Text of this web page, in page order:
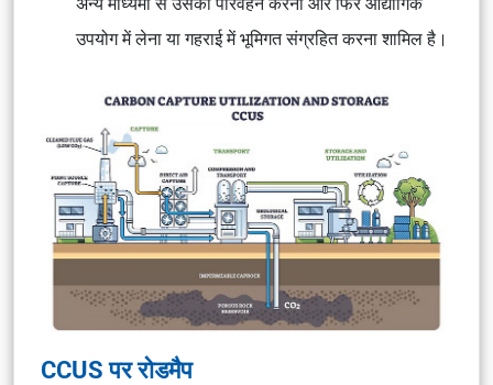
उपयोग में लेना या गहराई में भूमिगत संग्रहित करना शामिल है।
CCUS पर रोडमैप